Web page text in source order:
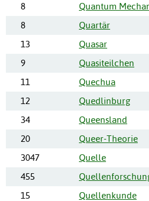
8
Quantum
8
Quartär
13
Quasar
9
Quasiteilchen
11
Quechua
12
Quedlinburg
34
Queensland
20
Queer-Theorie
3047
Quelle
455
15
Quellenkunde